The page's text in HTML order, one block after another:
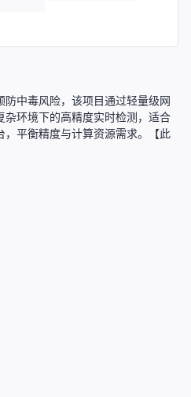
中毒风险，该项目通过轻量级网
环境下的高精度实时检测，适合
平衡精度与计算资源需求。【此